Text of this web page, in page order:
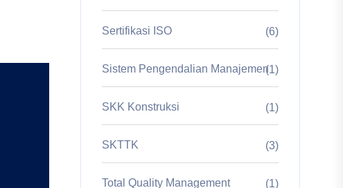
Sertifikasi ISO (6)
Sistem Pengendalian Manajemen(1)
SKK Konstruksi (1)
SKTTK (3)
Total Quality Management (1)